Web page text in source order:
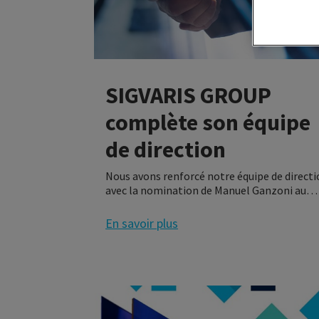
SIGVARIS GROUP
complète son équipe
de direction
Nous avons renforcé notre équipe de
avec la nomination de Manuel Ganzoni au
de Tietje Voss au poste de Group Chief
Operating Officer. Tous deux apportent une
maintenir sa résilience face aux défis
mondiaux.
En savoir plus